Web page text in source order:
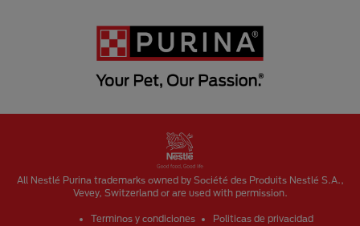
All Nestlé Purina trademarks owned by Société des Produits Nestlé S.A.,
Vevey, Switzerland or are used with permission.
Terminos y condiciones Politicas de privacidad